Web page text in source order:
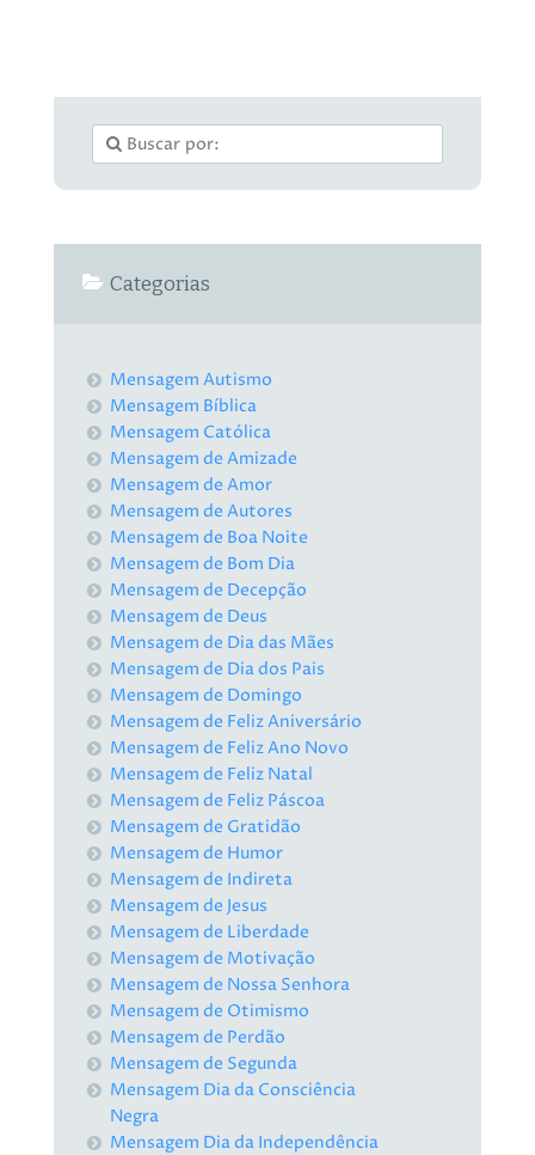
Categorias
Mensagem Autismo
Mensagem Bíblica
Mensagem Católica
Mensagem de Amizade
Mensagem de Amor
Mensagem de Autores
Mensagem de Boa Noite
Mensagem de Bom Dia
Mensagem de Decepção
Mensagem de Deus
Mensagem de Dia das Mães
Mensagem de Dia dos Pais
Mensagem de Domingo
Mensagem de Feliz Aniversário
Mensagem de Feliz Ano Novo
Mensagem de Feliz Natal
Mensagem de Feliz Páscoa
Mensagem de Gratidão
Mensagem de Humor
Mensagem de Indireta
Mensagem de Jesus
Mensagem de Liberdade
Mensagem de Motivação
Mensagem de Nossa Senhora
Mensagem de Otimismo
Mensagem de Perdão
Mensagem de Segunda
Mensagem Dia da Consciência
Negra
Mensagem Dia da Independência